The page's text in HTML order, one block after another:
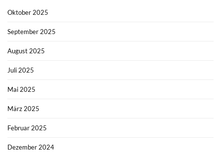
Oktober 2025
September 2025
August 2025
Juli 2025
Mai 2025
März 2025
Februar 2025
Dezember 2024